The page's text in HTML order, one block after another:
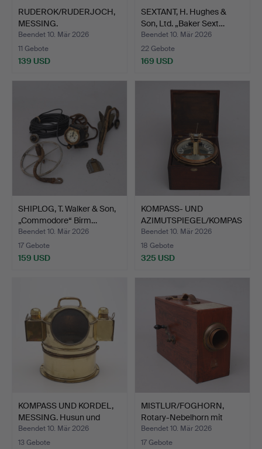
RUDEROK/RUDERJOCH,
MESSING.
Beendet 10. Mär 2026
11 Gebote
139 USD
SEXTANT, H. Hughes &
Son, Ltd. „Baker Sext…
Beendet 10. Mär 2026
22 Gebote
169 USD
SHIPLOG, T. Walker & Son,
„Commodore“ Birm…
Beendet 10. Mär 2026
17 Gebote
159 USD
KOMPASS- UND
AZIMUTSPIEGEL/KOMPAS
S- UND AZ…
Beendet 10. Mär 2026
18 Gebote
325 USD
KOMPASS UND KORDEL,
MESSING. Husun und
Dob…
Beendet 10. Mär 2026
13 Gebote
MISTLUR/FOGHORN,
Rotary-Nebelhorn mit
norw…
Beendet 10. Mär 2026
17 Gebote